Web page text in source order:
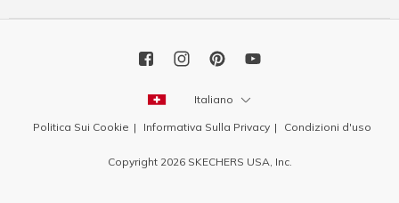
Italiano
Politica Sui Cookie Informativa Sulla Privacy Condizioni d'uso
Copyright 2026 SKECHERS USA, Inc.